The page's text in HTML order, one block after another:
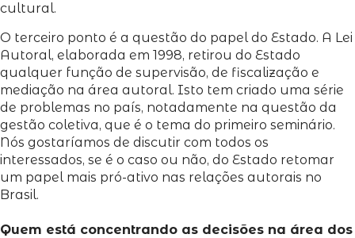
cultural.
O terceiro ponto é a questão do papel do Estado. A Lei
Autoral, elaborada em 1998, retirou do Estado
qualquer função de supervisão, de fiscalização e
mediação na área autoral. Isto tem criado uma série
de problemas no país, notadamente na questão da
gestão coletiva, que é o tema do primeiro seminário.
Nós gostaríamos de discutir com todos os
interessados, se é o caso ou não, do Estado retomar
um papel mais pró-ativo nas relações autorais no
Brasil.
Quem está concentrando as decisões na área dos